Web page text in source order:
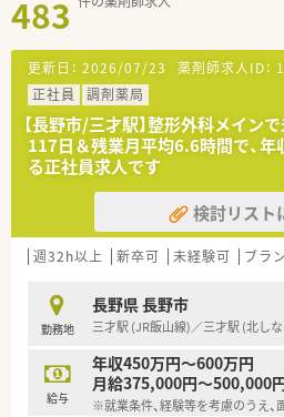
483
更新日： 2026/07/23 薬剤師求人ID：
正社員
調剤薬局
【長野市/三才駅】整形外科メイン
117日＆残業月平均6.6時間で、
る正社員求人です
検討リスト
週32h以上 新卒可 未経験可 ブラ
勤務地
長野県 長野市
三才駅 (JR飯山線)／三才駅 (北し
給与
年収450万円～600万円
月給375,000円～500,000
※就業条件、経験等を考慮のうえ、